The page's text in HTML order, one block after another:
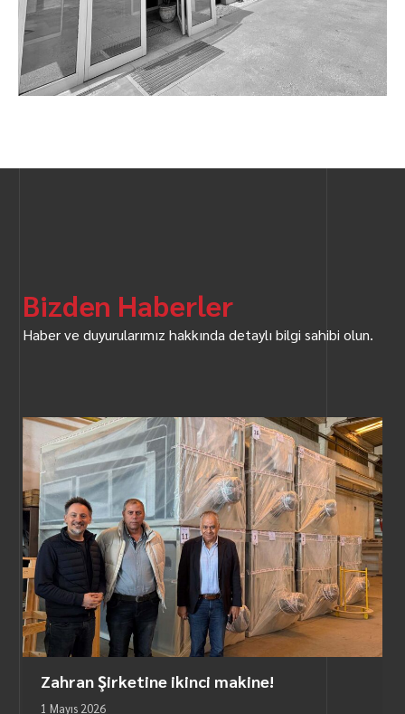
Bizden Haberler
Haber ve duyurularımız hakkında detaylı bilgi sahibi olun.
Zahran Şirketine ikinci makine!
1 Mayıs 2026